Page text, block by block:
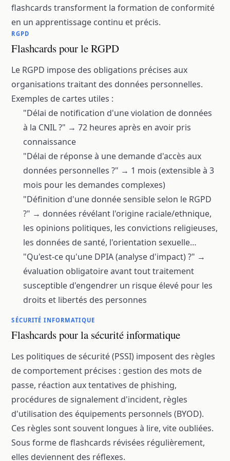
flashcards transforment la formation de conformité
en un apprentissage continu et précis.
RGPD
Flashcards pour le RGPD
Le RGPD impose des obligations précises aux
organisations traitant des données personnelles.
Exemples de cartes utiles :
"Délai de notification d'une violation de données
à la CNIL ?" → 72 heures après en avoir pris
connaissance
"Délai de réponse à une demande d'accès aux
données personnelles ?" → 1 mois (extensible à 3
mois pour les demandes complexes)
"Définition d'une donnée sensible selon le RGPD
?" → données révélant l'origine raciale/ethnique,
les opinions politiques, les convictions religieuses,
les données de santé, l'orientation sexuelle…
"Qu'est-ce qu'une DPIA (analyse d'impact) ?" →
évaluation obligatoire avant tout traitement
susceptible d'engendrer un risque élevé pour les
droits et libertés des personnes
SÉCURITÉ INFORMATIQUE
Flashcards pour la sécurité informatique
Les politiques de sécurité (PSSI) imposent des règles
de comportement précises : gestion des mots de
passe, réaction aux tentatives de phishing,
procédures de signalement d'incident, règles
d'utilisation des équipements personnels (BYOD).
Ces règles sont souvent longues à lire, vite oubliées.
Sous forme de flashcards révisées régulièrement,
elles deviennent des réflexes.